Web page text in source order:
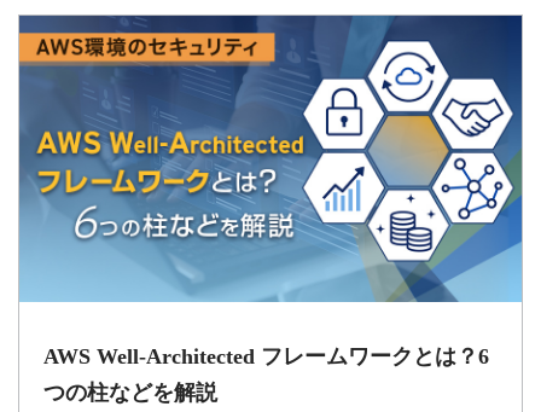
AWS Well-Architected フレームワークとは？6
つの柱などを解説